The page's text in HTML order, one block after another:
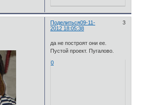
Поделиться 3
09-11-
2012 18:05:38
да не построят они ее.
Пустой проект. Пугалово.
0